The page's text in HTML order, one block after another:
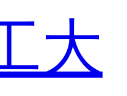
大